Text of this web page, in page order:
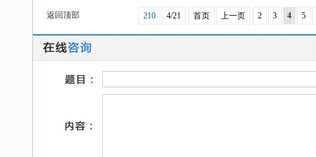
210 4/21 首页 上一页 2 3 4 5
返回顶部